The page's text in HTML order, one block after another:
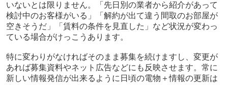
いないとは限りません。「先日別の業者から紹介があって
検討中のお客様がいる」「解約が出て違う間取のお部屋が
空きそうだ」「賃料の条件を見直した」など状況が変わっ
ている場合がけっこうあります。
特に変わりがなければそのまま募集を続けますし、変更が
あれば募集資料やネット広告などにも反映させます。常に
新しい情報発信が出来るように日頃の電物＋情報の更新は